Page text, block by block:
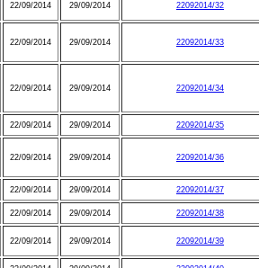
22/09/2014 29/09/2014 22092014/32
22/09/2014 29/09/2014 22092014/33
22/09/2014 29/09/2014 22092014/34
22/09/2014 29/09/2014 22092014/35
22/09/2014 29/09/2014 22092014/36
22/09/2014 29/09/2014 22092014/37
22/09/2014 29/09/2014 22092014/38
22/09/2014 29/09/2014 22092014/39